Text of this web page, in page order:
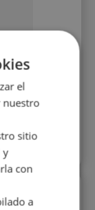
el
nuestro
sitio
y
con
a